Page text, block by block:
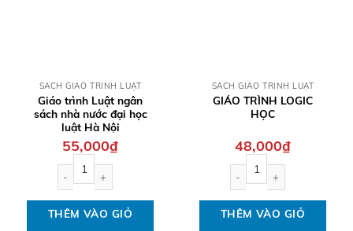
QUICK VIEW
SÁCH GIÁO TRÌNH LUẬT
Giáo trình Luật ngân
sách nhà nước đại học
luật Hà Nội
55,000₫
THÊM VÀO GIỎ
QUICK VIEW
SÁCH GIÁO TRÌNH LUẬT
GIÁO TRÌNH LOGIC
HỌC
48,000₫
THÊM VÀO GIỎ